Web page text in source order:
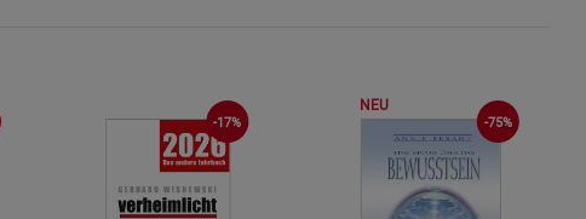
-17%
NEU
-75%